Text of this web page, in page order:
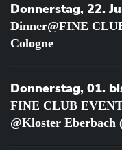
Donnerstag, 22.
Dinner@FINE
Cologne
Donnerstag, 01.
FINE CLUB
@Kloster Eberbach